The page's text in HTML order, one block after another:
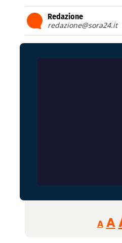
Redazione
redazione@sora24.it
A A